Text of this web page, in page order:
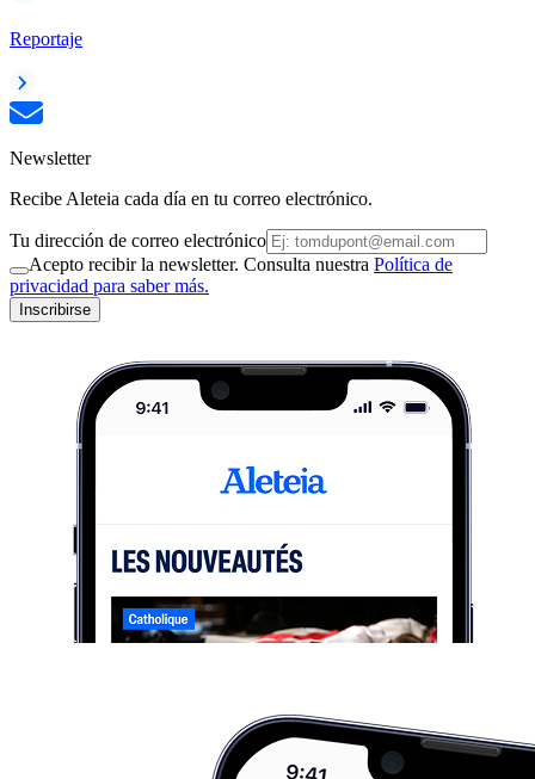
Reportaje
Newsletter
Recibe Aleteia cada día en tu correo electrónico.
Tu dirección de correo electrónico
Acepto recibir la newsletter. Consulta nuestra Política de
privacidad para saber más.
Inscribirse